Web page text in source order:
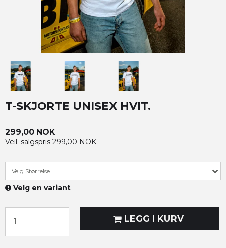
T-SKJORTE UNISEX HVIT.
299,00 NOK
Veil. salgspris 299,00 NOK
Velg Størrelse
Velg en variant
LEGG I KURV